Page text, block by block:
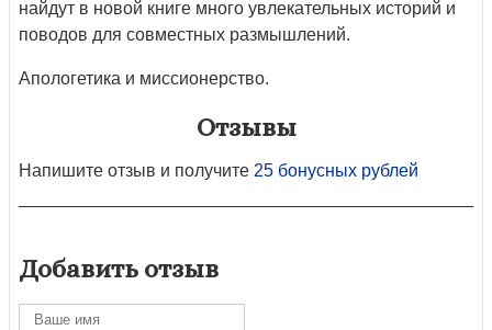
найдут в новой книге много увлекательных историй и
поводов для совместных размышлений.
Апологетика и миссионерство.
Отзывы
Напишите отзыв и получите 25 бонусных рублей
Добавить отзыв